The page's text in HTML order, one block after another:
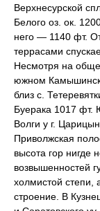
Верхнесурской
Белого оз. ок.
него — 1140 фт.
террасами
Несмотря на
южном
близ с.
Буерака 1017 фт.
Волги у г.
Приволжская
высота гор нигде
возвышенностей
холмистой степи,
строение. В